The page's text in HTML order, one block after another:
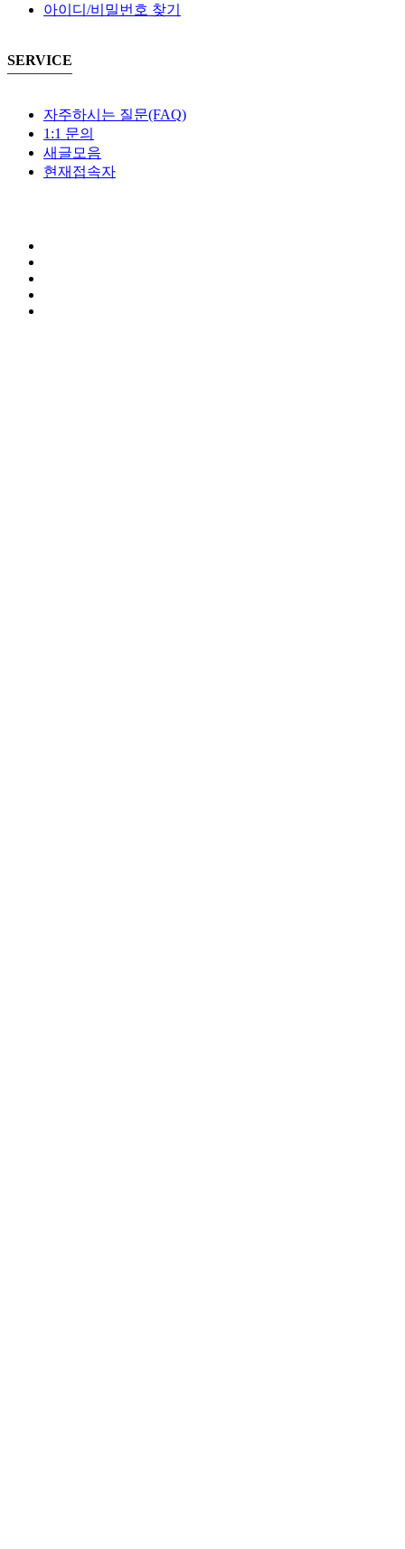
아이디/비밀번호 찾기
SERVICE
자주하시는 질문(FAQ)
1:1 문의
새글모음
현재접속자